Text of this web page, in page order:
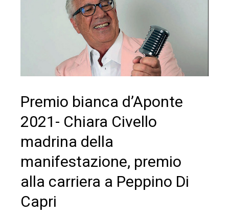
Premio bianca d’Aponte
2021- Chiara Civello
madrina della
manifestazione, premio
alla carriera a Peppino Di
Capri